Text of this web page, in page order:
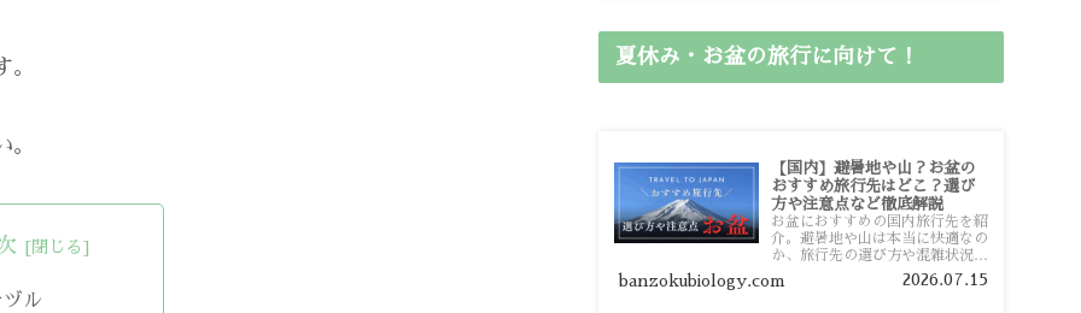
ル
夏休み・お盆の旅行に向けて！
【国内】避暑地や山？お盆の
おすすめ旅行先はどこ？選び
方や注意点など徹底解説
お盆におすすめの国内旅行先を紹
介。避暑地や山は本当に快適なの
か、旅行先の選び方や混雑状況、
注意点、比較的混雑を避けやすい
おすすめスポットまで旅行前に役
banzokubiology.com 2026.07.15